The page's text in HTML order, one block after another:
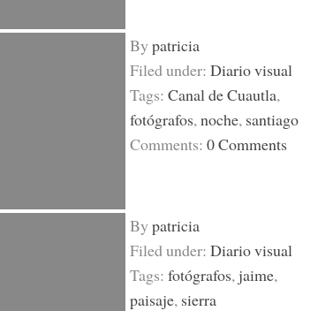
By patricia
Filed under: Diario visual
Tags: Canal de Cuautla,
fotógrafos,noche, santiago
Comments: 0 Comments
By patricia
Filed under: Diario visual
Tags: fotógrafos, jaime,
paisaje, sierra